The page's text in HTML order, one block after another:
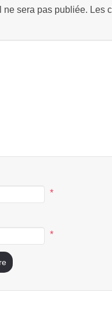
ne sera pas publiée. Les
*
*